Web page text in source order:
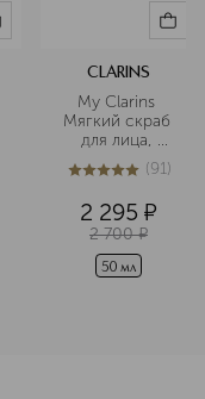
CLARINS
My Clarins
Мягкий скраб
для лица,
придающий
сияние коже
5из 591 (91)
2 295 ¤
2 700 ¤
50 мл